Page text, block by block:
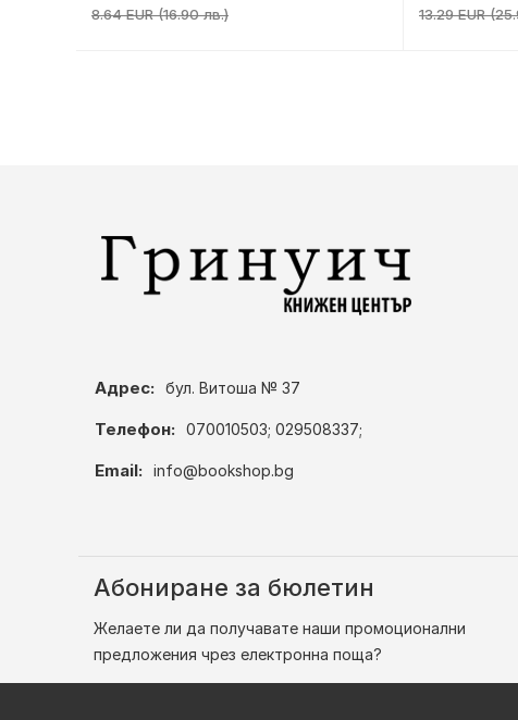
8.64 EUR (16.90 лв.) 13.29 EUR
Адрес: бул. Витоша № 37
Телефон: 070010503; 029508337;
Email: info@bookshop.bg
Абониране за бюлетин
Желаете ли да получавате наши промоционални
предложения чрез електронна поща?